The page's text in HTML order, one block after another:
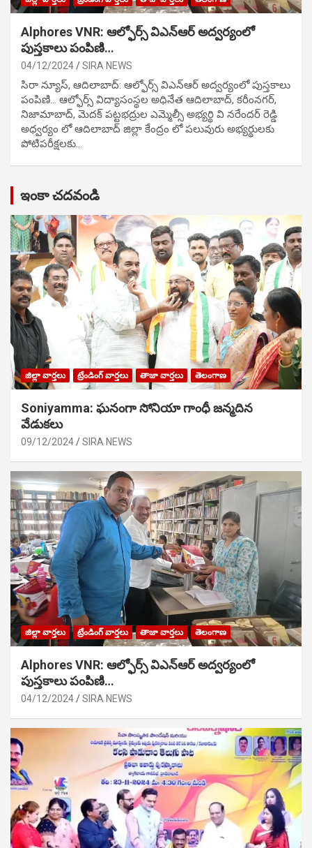
Alphores VNR: ఆల్ఫోర్స్ విఎన్ఆర్ అద్వర్యంలో
పుస్తకాలు పంపిణి…
04/12/2024 SIRA NEWS
సిరా న్యూస్, ఆదిలాబాద్: ఆల్ఫోర్స్ విఎన్ఆర్ అద్వర్యంలో పుస్తకాలు
పంపిణి… ఆల్ఫోర్స్ విద్యాసంస్థల అధినేత ఆదిలాబాద్, కరీంనగర్,
నిజామాబాద్, మెదక్ పట్టభద్రుల ఎమ్మెల్సీ అభ్యర్థి వి నరేందర్ రెడ్డి
అధ్వర్యం లో ఆదిలాబాద్ జిల్లా కేంద్రం లో పలువురు అభ్యర్థులకు
పోటిప‌రీక్ష‌ల‌కు…
ఇంకా చదవండి
జిల్లా వార్తలు ట్రేండింగ్ వార్తలు తాజా వార్తలు తెలంగాణ
Soniyamma: ఘ‌నంగా సోనియా గాంధీ జ‌న్మ‌దిన
వేడుక‌లు
09/12/2024 SIRA NEWS
జిల్లా వార్తలు ట్రేండింగ్ వార్తలు తాజా వార్తలు తెలంగాణ
Alphores VNR: ఆల్ఫోర్స్ విఎన్ఆర్ అద్వర్యంలో
పుస్తకాలు పంపిణి…
04/12/2024 SIRA NEWS